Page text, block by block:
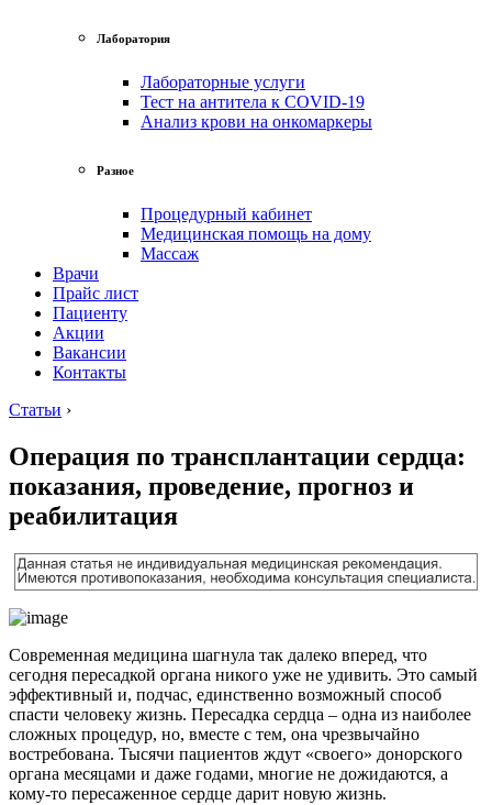
Лаборатория
Лабораторные услуги
Тест на антитела к COVID-19
Анализ крови на онкомаркеры
Разное
Процедурный кабинет
Медицинская помощь на дому
Массаж
Врачи
Прайс лист
Пациенту
Акции
Вакансии
Контакты
Статьи ›
Операция по трансплантации сердца:
показания, проведение, прогноз и
реабилитация
Современная медицина шагнула так далеко вперед, что
сегодня пересадкой органа никого уже не удивить. Это самый
эффективный и, подчас, единственно возможный способ
спасти человеку жизнь. Пересадка сердца – одна из наиболее
сложных процедур, но, вместе с тем, она чрезвычайно
востребована. Тысячи пациентов ждут «своего» донорского
органа месяцами и даже годами, многие не дожидаются, а
кому-то пересаженное сердце дарит новую жизнь.